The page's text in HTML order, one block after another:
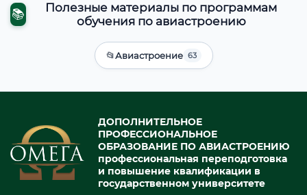
📚
Полезные материалы по программам
обучения по авиастроению
📂Авиастроение 63
ДОПОЛНИТЕЛЬНОЕ
ПРОФЕССИОНАЛЬНОЕ
ОБРАЗОВАНИЕ ПО АВИАСТРОЕНИЮ
профессиональная переподготовка
и повышение квалификации в
государственном университете